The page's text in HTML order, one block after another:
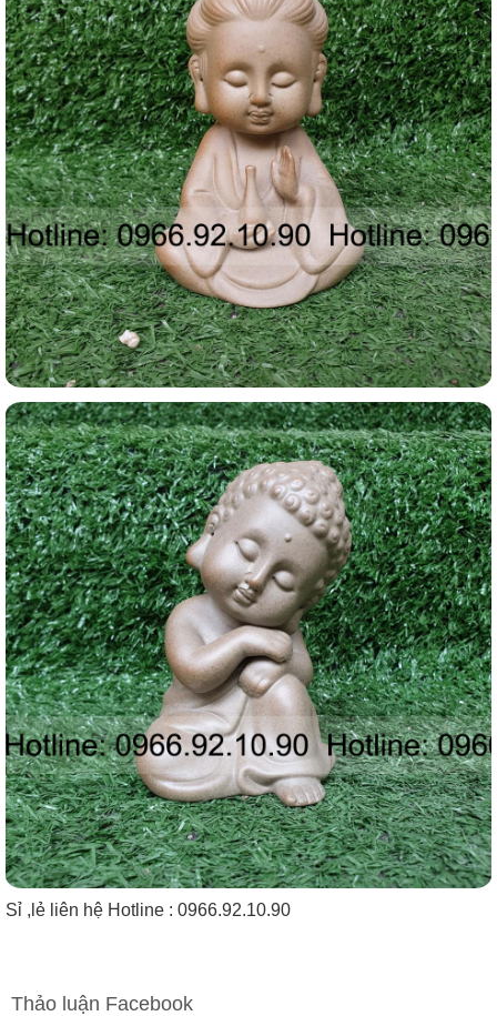
Sỉ ,lẻ liên hệ Hotline : 0966.92.10.90
Thảo luận Facebook